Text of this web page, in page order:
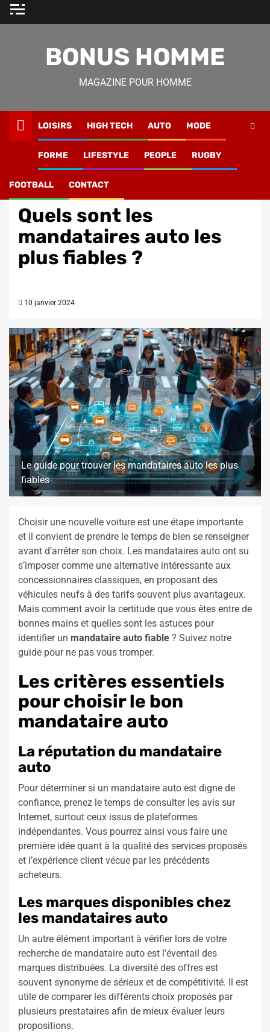
Skip
BONUS HOMME
MAGAZINE POUR HOMME
LOISIRS HIGH TECH AUTO MODE
FORME LIFESTYLE PEOPLE RUGBY
FOOTBALL CONTACT
auto les plus fiables ?
Quels sont les
mandataires auto les
plus fiables ?
10 janvier 2024
Le guide pour trouver les mandataires auto les plus
fiables
Choisir une nouvelle voiture est une étape importante
et il convient de prendre le temps de bien se renseigner
avant d’arrêter son choix. Les mandataires auto ont su
s’imposer comme une alternative intéressante aux
concessionnaires classiques, en proposant des
véhicules neufs à des tarifs souvent plus avantageux.
Mais comment avoir la certitude que vous êtes entre de
bonnes mains et quelles sont les astuces pour
identifier un mandataire auto fiable ? Suivez notre
guide pour ne pas vous tromper.
Les critères essentiels
pour choisir le bon
mandataire auto
La réputation du mandataire
auto
Pour déterminer si un mandataire auto est digne de
confiance, prenez le temps de consulter les avis sur
Internet, surtout ceux issus de plateformes
indépendantes. Vous pourrez ainsi vous faire une
première idée quant à la qualité des services proposés
et l’expérience client vécue par les précédents
acheteurs.
Les marques disponibles chez
les mandataires auto
Un autre élément important à vérifier lors de votre
recherche de mandataire auto est l’éventail des
marques distribuées. La diversité des offres est
souvent synonyme de sérieux et de compétitivité. Il est
utile de comparer les différents choix proposés par
plusieurs prestataires afin de mieux évaluer leurs
propositions.